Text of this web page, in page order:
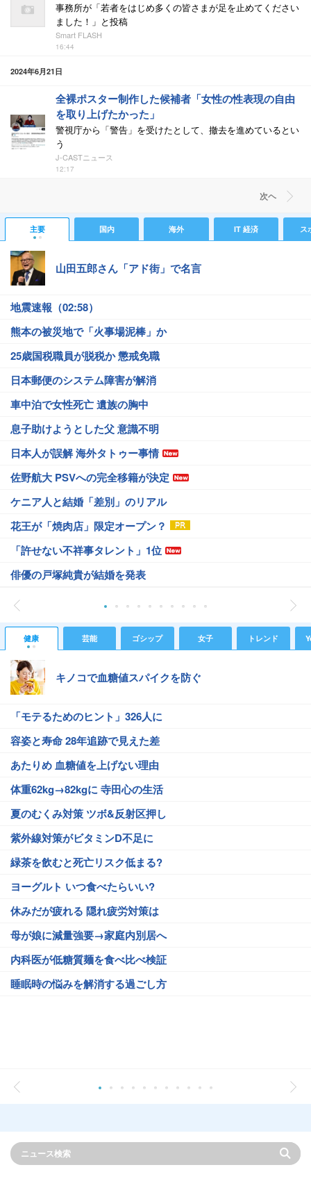
事務所が「若者をはじめ多くの皆さまが足を止めてください
ました！」と投稿
Smart FLASH
16:44
2024年6月21日
全裸ポスター制作した候補者「女性の性表現の自由
を取り上げたかった」
警視庁から「警告」を受けたとして、撤去を進めているとい
う
J-CASTニュース
12:17
次ヘ
主要 国内 海外 IT 経済 ス
山田五郎さん「アド街」で名言
地震速報（02:58）
熊本の被災地で「火事場泥棒」か
25歳国税職員が脱税か 懲戒免職
日本郵便のシステム障害が解消
車中泊で女性死亡 遺族の胸中
息子助けようとした父 意識不明
日本人が誤解 海外タトゥー事情
佐野航大 PSVへの完全移籍が決定
ケニア人と結婚「差別」のリアル
花王が「焼肉店」限定オープン？
「許せない不祥事タレント」1位
俳優の戸塚純貴が結婚を発表
健康 芸能 ゴシップ 女子 トレンド
キノコで血糖値スパイクを防ぐ
「モテるためのヒント」326人に
容姿と寿命 28年追跡で見えた差
あたりめ 血糖値を上げない理由
体重62kg→82kgに 寺田心の生活
夏のむくみ対策 ツボ&反射区押し
紫外線対策がビタミンD不足に
緑茶を飲むと死亡リスク低まる?
ヨーグルト いつ食べたらいい?
休みだが疲れる 隠れ疲労対策は
母が娘に減量強要→家庭内別居へ
内科医が低糖質麺を食べ比べ検証
睡眠時の悩みを解消する過ごし方